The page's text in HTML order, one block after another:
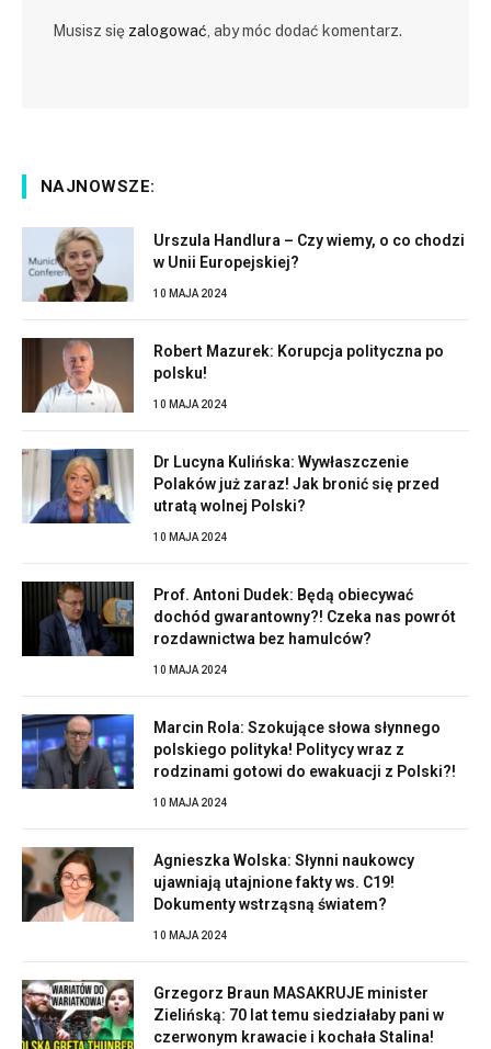
Musisz się zalogować , aby móc dodać komentarz.
NAJNOWSZE:
Urszula Handlura – Czy wiemy, o co chodzi
w Unii Europejskiej?
10 MAJA 2024
Robert Mazurek: Korupcja polityczna po
polsku!
10 MAJA 2024
Dr Lucyna Kulińska: Wywłaszczenie
Polaków już zaraz! Jak bronić się przed
utratą wolnej Polski?
10 MAJA 2024
Prof. Antoni Dudek: Będą obiecywać
dochód gwarantowny?! Czeka nas powrót
rozdawnictwa bez hamulców?
10 MAJA 2024
Marcin Rola: Szokujące słowa słynnego
polskiego polityka! Politycy wraz z
rodzinami gotowi do ewakuacji z Polski?!
10 MAJA 2024
Agnieszka Wolska: Słynni naukowcy
ujawniają utajnione fakty ws. C19!
Dokumenty wstrząsną światem?
10 MAJA 2024
Grzegorz Braun MASAKRUJE minister
Zielińską: 70 lat temu siedziałaby pani w
czerwonym krawacie i kochała Stalina!